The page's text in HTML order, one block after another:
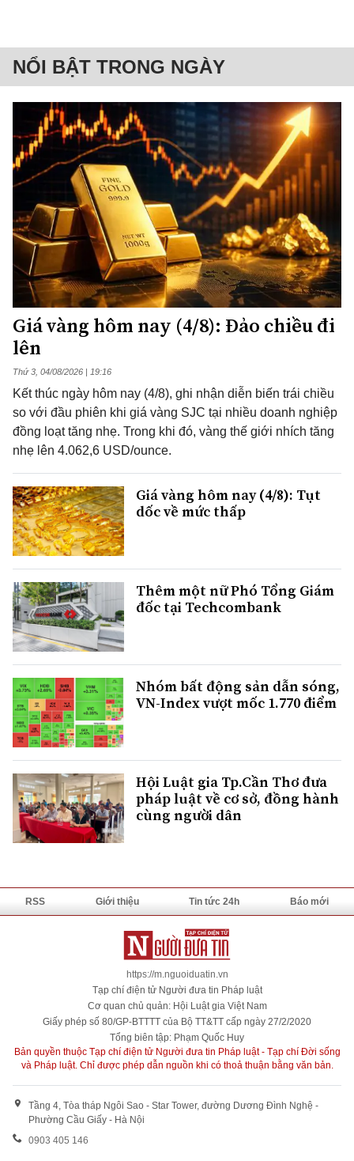
NỔI BẬT TRONG NGÀY
Giá vàng hôm nay (4/8): Đảo chiều đi
lên
Thứ 3, 04/08/2026 | 19:16
Kết thúc ngày hôm nay (4/8), ghi nhận diễn biến trái chiều
so với đầu phiên khi giá vàng SJC tại nhiều doanh nghiệp
đồng loạt tăng nhẹ. Trong khi đó, vàng thế giới nhích tăng
nhẹ lên 4.062,6 USD/ounce.
Giá vàng hôm nay (4/8): Tụt
dốc về mức thấp
Thêm một nữ Phó Tổng Giám
đốc tại Techcombank
Nhóm bất động sản dẫn sóng,
VN-Index vượt mốc 1.770 điểm
Hội Luật gia Tp.Cần Thơ đưa
pháp luật về cơ sở, đồng hành
cùng người dân
RSS Giới thiệu Tin tức 24h Báo mới
https://m.nguoiduatin.vn
Tạp chí điện tử Người đưa tin Pháp luật
Cơ quan chủ quản: Hội Luật gia Việt Nam
Giấy phép số 80/GP-BTTTT của Bộ TT&TT cấp ngày 27/2/2020
Tổng biên tập: Phạm Quốc Huy
Bản quyền thuộc Tạp chí điện tử Người đưa tin Pháp luật - Tạp chí Đời sống
và Pháp luật. Chỉ được phép dẫn nguồn khi có thoả thuận bằng văn bản.
Tầng 4, Tòa tháp Ngôi Sao - Star Tower, đường Dương Đình Nghệ -
Phường Cầu Giấy - Hà Nội
0903 405 146